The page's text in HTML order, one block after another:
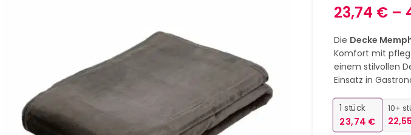
23,74 € –
Die Decke
Komfort mit
einem stilvollen
Einsatz in
1 stück
23,74 €
10+
22,55